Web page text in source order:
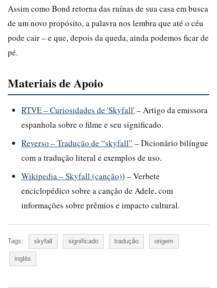
Assim como Bond retorna das ruínas de sua casa em busca
de um novo propósito, a palavra nos lembra que até o céu
pode cair – e que, depois da queda, ainda podemos ficar de
pé.
Materiais de Apoio
RTVE – Curiosidades de 'Skyfall'– Artigo da emissora
espanhola sobre o filme e seu significado.
Reverso – Tradução de “skyfall” – Dicionário bilíngue
com a tradução literal e exemplos de uso.
Wikipedia – Skyfall (canção)) – Verbete
enciclopédico sobre a canção de Adele, com
informações sobre prêmios e impacto cultural.
Tags: skyfall significado tradução origem
inglês